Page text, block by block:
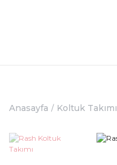
Anasayfa Koltuk Takımı